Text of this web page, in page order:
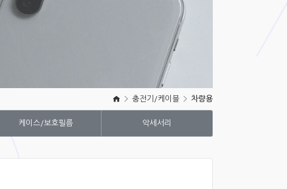
충전기/케이블 차량용
케이스/보호필름 악세서리